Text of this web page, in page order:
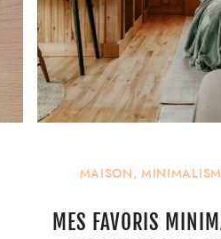
MAISON,
MES FAVORIS